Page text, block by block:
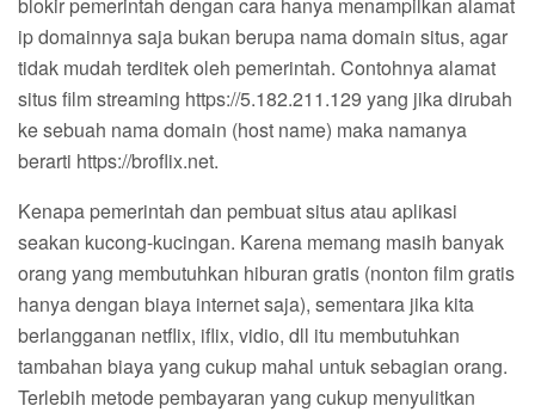
ip domainnya saja bukan berupa nama domain situs, agar
tidak mudah terditek oleh pemerintah. Contohnya alamat
situs film streaming https://5.182.211.129 yang jika dirubah
ke sebuah nama domain (host name) maka namanya
berarti https://broflix.net.
Kenapa pemerintah dan pembuat situs atau aplikasi
seakan kucong-kucingan. Karena memang masih banyak
orang yang membutuhkan hiburan gratis (nonton film gratis
hanya dengan biaya internet saja), sementara jika kita
berlangganan netflix, iflix, vidio, dll itu membutuhkan
tambahan biaya yang cukup mahal untuk sebagian orang.
Terlebih metode pembayaran yang cukup menyulitkan